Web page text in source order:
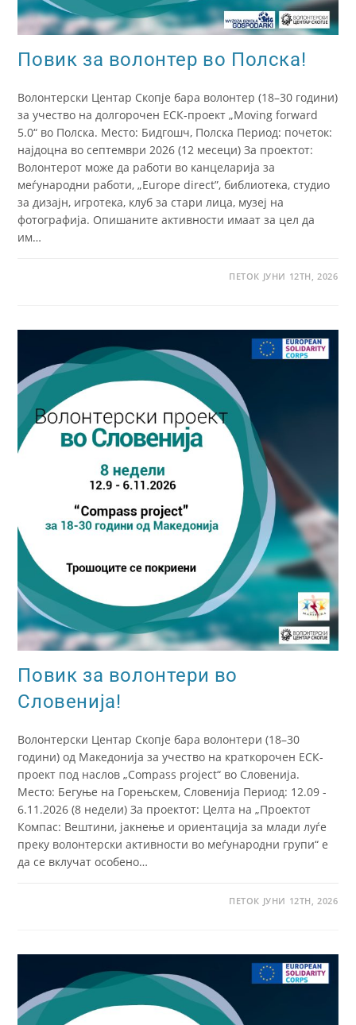
Повик за волонтер во Полска!
Волонтерски Центар Скопје бара волонтер (18–30 години)
за учество на долгорочен ЕСК-проект „Moving forward
5.0“ во Полска. Место: Бидгошч, Полска Период: почеток:
најдоцна во септември 2026 (12 месеци) За проектот:
Волонтерот може да работи во канцеларија за
меѓународни работи, „Europe direct”, библиотека, студио
за дизајн, игротека, клуб за стари лица, музеј на
фотографија. Опишаните активности имаат за цел да
им…
ПЕТОК ЈУНИ 12TH, 2026
Повик за волонтери во
Словенија!
Волонтерски Центар Скопје бара волонтери (18–30
години) од Македонија за учество на краткорочен ЕСК-
проект под наслов „Compass project“ во Словенија.
Место: Бегуње на Горењскем, Словенија Период: 12.09 -
6.11.2026 (8 недели) За проектот: Целта на „Проектот
Компас: Вештини, јакнење и ориентација за млади луѓе
преку волонтерски активности во меѓународни групи“ е
да се вклучат особено…
ПЕТОК ЈУНИ 12TH, 2026